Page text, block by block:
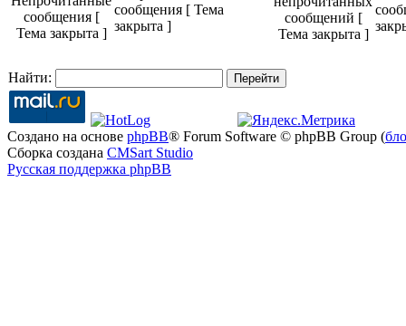
сообщения [ Тема
закрыта ]
Найти:
Создано на основе phpBB® Forum Software © phpBB Group (
Сборка создана CMSart Studio
Русская поддержка phpBB